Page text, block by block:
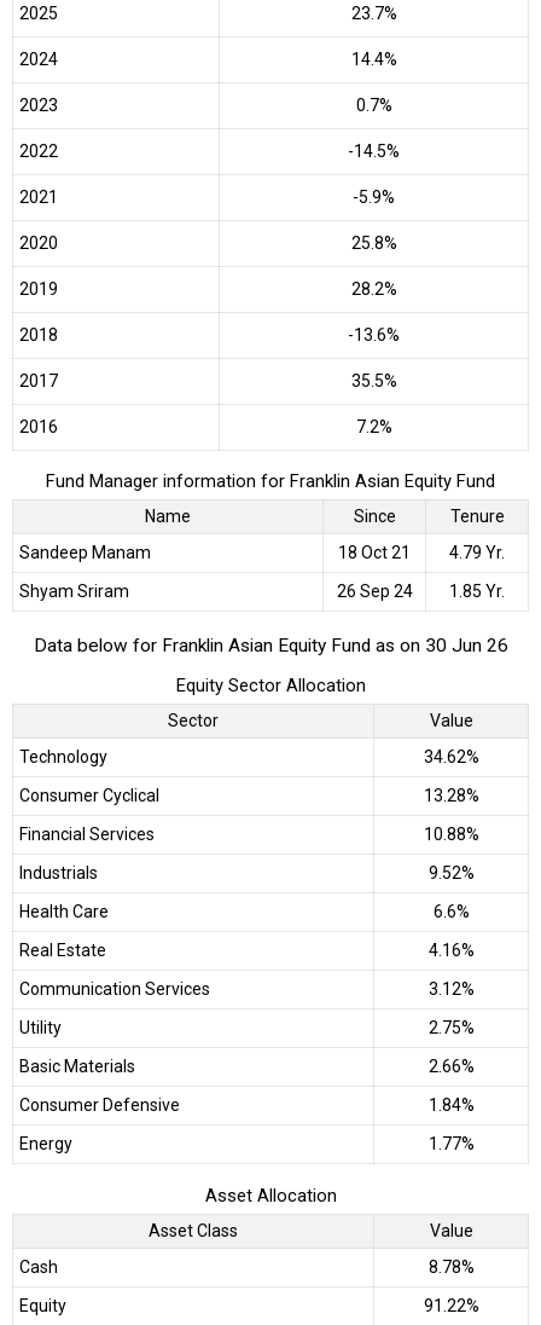
2025 23.7%
2024 14.4%
2023 0.7%
2022 -14.5%
2021 -5.9%
2020 25.8%
2019 28.2%
2018 -13.6%
2017 35.5%
2016 7.2%
Fund Manager information for Franklin Asian Equity Fund
Name Since
Tenure
Sandeep Manam
18 Oct 21
4.79 Yr.
Shyam Sriram
26 Sep 24 1.85 Yr.
Data below for Franklin Asian Equity Fund as on 30 Jun 26
Equity Sector Allocation
Sector
Value
Technology
34.62%
Consumer Cyclical
13.28%
Financial Services
10.88%
Industrials
9.52%
Health Care
6.6%
Real Estate
4.16%
Communication Services
3.12%
Utility
2.75%
Basic Materials
2.66%
Consumer Defensive
1.84%
Energy
1.77%
Asset Allocation
Asset Class
Value
Cash
8.78%
Equity
91.22%